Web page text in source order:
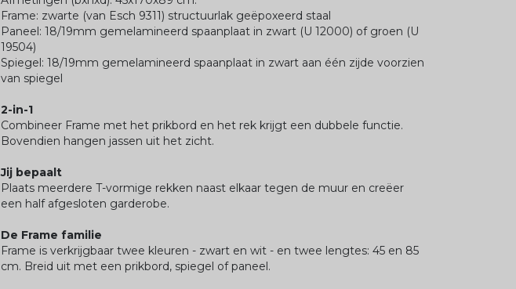
Frame: zwarte (van Esch 9311) structuurlak geëpoxeerd staal
Paneel: 18/19mm gemelamineerd spaanplaat in zwart (U 12000) of groen (U
19504)
Spiegel: 18/19mm gemelamineerd spaanplaat in zwart aan één zijde voorzien
van spiegel
2-in-1
Combineer Frame met het prikbord en het rek krijgt een dubbele functie.
Bovendien hangen jassen uit het zicht.
Jij bepaalt
Plaats meerdere T-vormige rekken naast elkaar tegen de muur en creëer
een half afgesloten garderobe.
De Frame familie
Frame is verkrijgbaar twee kleuren - zwart en wit - en twee lengtes: 45 en 85
cm. Breid uit met een prikbord, spiegel of paneel.